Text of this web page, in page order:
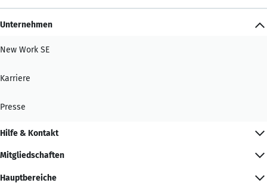
Unternehmen
New Work SE
Karriere
Presse
Hilfe & Kontakt
Mitgliedschaften
Hauptbereiche